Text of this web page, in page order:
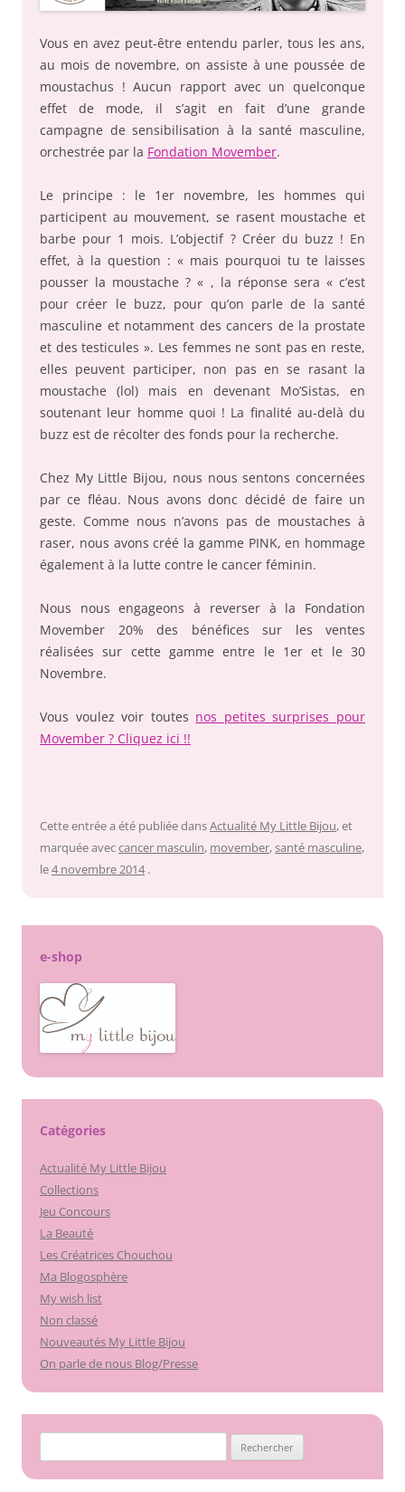
Vous en avez peut-être entendu parler, tous les ans,
au mois de novembre, on assiste à une poussée de
moustachus ! Aucun rapport avec un quelconque
effet de mode, il s’agit en fait d’une grande
campagne de sensibilisation à la santé masculine,
orchestrée par la Fondation Movember.
Le principe : le 1er novembre, les hommes qui
participent au mouvement, se rasent moustache et
barbe pour 1 mois. L’objectif ? Créer du buzz ! En
effet, à la question : « mais pourquoi tu te laisses
pousser la moustache ? « , la réponse sera « c’est
pour créer le buzz, pour qu’on parle de la santé
masculine et notamment des cancers de la prostate
et des testicules ». Les femmes ne sont pas en reste,
elles peuvent participer, non pas en se rasant la
moustache (lol) mais en devenant Mo’Sistas, en
soutenant leur homme quoi ! La finalité au-delà du
buzz est de récolter des fonds pour la recherche.
Chez My Little Bijou, nous nous sentons concernées
par ce fléau. Nous avons donc décidé de faire un
geste. Comme nous n’avons pas de moustaches à
raser, nous avons créé la gamme PINK, en hommage
également à la lutte contre le cancer féminin.
Nous nous engageons à reverser à la Fondation
Movember 20% des bénéfices sur les ventes
réalisées sur cette gamme entre le 1er et le 30
Novembre.
Vous voulez voir toutes nos petites surprises pour
Movember ? Cliquez ici !!
Cette entrée a été publiée dansActualité My Little Bijou, et
marquée aveccancer masculin, movember,santé masculine,
le4 novembre 2014 .
e-shop
Catégories
Actualité My Little Bijou
Collections
Jeu Concours
La Beauté
Les Créatrices Chouchou
Ma Blogosphère
My wish list
Non classé
Nouveautés My Little Bijou
On parle de nous Blog/Presse